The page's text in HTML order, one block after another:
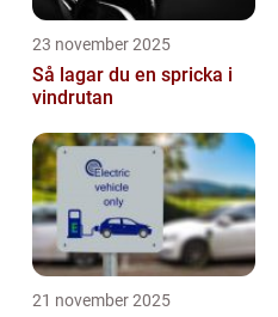
23 november 2025
Så lagar du en spricka i
vindrutan
21 november 2025